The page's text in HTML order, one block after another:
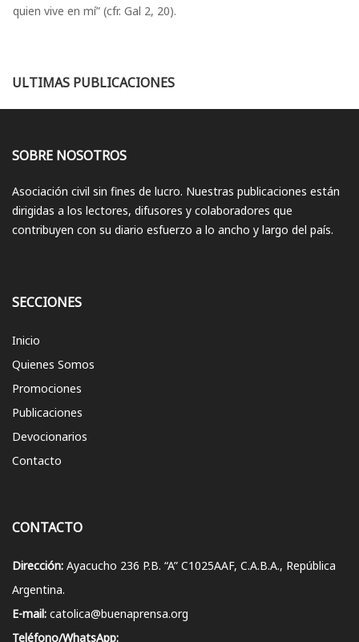
quien vive en mí” (cfr. Gal 2, 20).
ULTIMAS PUBLICACIONES
SOBRE NOSOTROS
Asociación civil sin fines de lucro. Nuestras publicaciones están
dirigidas a los lectores, difusores y colaboradores que
contribuyen con su diario esfuerzo a lo ancho y largo del país.
SECCIONES
Inicio
Quienes Somos
Promociones
Publicaciones
Devocionarios
Contacto
CONTACTO
Dirección: Ayacucho 236 P.B. “A” C1025AAF, C.A.B.A., República
Argentina.
E-mail: catolica@buenaprensa.org
Teléfono/WhatsApp: